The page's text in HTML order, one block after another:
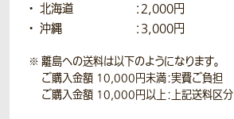
北海道
：2,000円
沖縄
：3,000円
離島への送料は以下のようになります。
ご購入金額 10,000円未満：実費ご負担
ご購入金額 10,000円以上：上記送料区分